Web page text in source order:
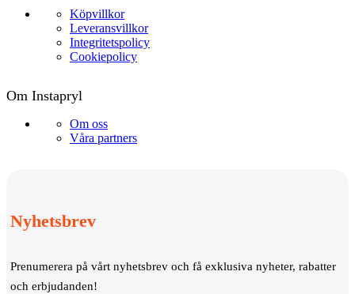
Köpvillkor
Leveransvillkor
Integritetspolicy
Cookiepolicy
Om Instapryl
Om oss
Våra partners
Nyhetsbrev
Prenumerera på vårt nyhetsbrev och få exklusiva nyheter, rabatter
och erbjudanden!